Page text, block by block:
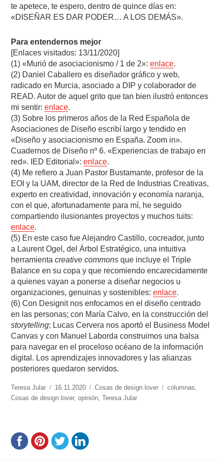
te apetece, te espero, dentro de quince días en:
«DISEÑAR ES DAR PODER… A LOS DEMÁS».
Para entendernos mejor
[Enlaces visitados: 13/11/2020]
(1) «Murió de asociacionismo / 1 de 2»:enlace.
(2) Daniel Caballero es diseñador gráfico y web,
radicado en Murcia, asociado a DIP y colaborador de
READ. Autor de aquel grito que tan bien ilustró entonces
mi sentir:enlace.
(3) Sobre los primeros años de la Red Española de
Asociaciones de Diseño escribí largo y tendido en
«Diseño y asociacionismo en España. Zoom in».
Cuadernos de Diseño nº 6. «Experiencias de trabajo en
red». IED Editorial»:enlace.
(4) Me refiero a Juan Pastor Bustamante, profesor de la
EOI y la UAM, director de la Red de Industrias Creativas,
experto en creatividad, innovación y economía naranja,
con el que, afortunadamente para mí, he seguido
compartiendo ilusionantes proyectos y muchos tuits:
enlace.
(5) En este caso fue Alejandro Castillo, cocreador, junto
a Laurent Ogel, del Árbol Estratégico, una intuitiva
herramientacreative commons que incluye el Triple
Balance en su copa y que recomiendo encarecidamente
a quienes vayan a ponerse a diseñar negocios u
organizaciones, genuinas y sostenibles:enlace.
(6) Con Designit nos enfocamos en el diseño centrado
en las personas; con María Calvo, en la construcción del
storytelling; Lucas Cervera nos aportó el Business Model
Canvas y con Manuel Laborda construimos una balsa
para navegar en el proceloso océano de la información
digital. Los aprendizajes innovadores y las alianzas
posteriores quedaron servidos.
https://www.experimenta.es/author/teresa-
jular/
Teresa Jular
Publicado
el
16.11.2020 Categorías
Cosas de design lover Etiquetas
columnas
Cosas de design lover,opinión ,Teresa Jular